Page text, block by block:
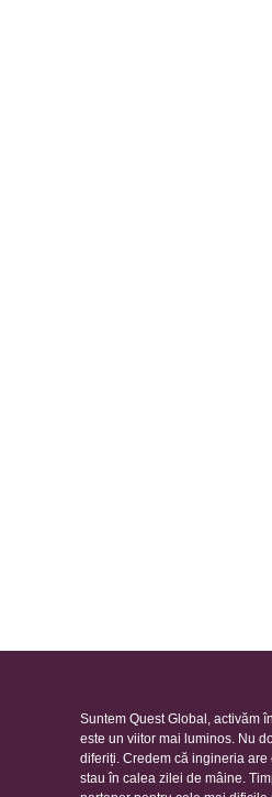
Suntem Quest Global, activăm
este un viitor mai luminos. Nu
diferiți. Credem că ingineria
stau în calea zilei de mâine.